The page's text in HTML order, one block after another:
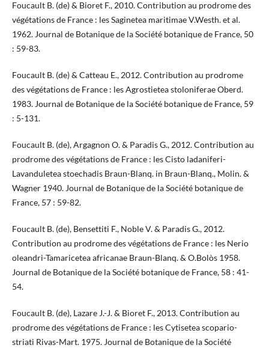
Foucault B. (de) & Bioret F., 2010. Contribution au prodrome des
végétations de France : les Saginetea maritimae V.Westh. et al.
1962. Journal de Botanique de la Société botanique de France, 50
: 59-83.
Foucault B. (de) & Catteau E., 2012. Contribution au prodrome
des végétations de France : les Agrostietea stoloniferae Oberd.
1983. Journal de Botanique de la Société botanique de France, 59
: 5-131.
Foucault B. (de), Argagnon O. & Paradis G., 2012. Contribution au
prodrome des végétations de France : les Cisto ladaniferi-
Lavanduletea stoechadis Braun-Blanq. in Braun-Blanq., Molin. &
Wagner 1940. Journal de Botanique de la Société botanique de
France, 57 : 59-82.
Foucault B. (de), Bensettiti F., Noble V. & Paradis G., 2012.
Contribution au prodrome des végétations de France : les Nerio
oleandri-Tamaricetea africanae Braun-Blanq. & O.Bolòs 1958.
Journal de Botanique de la Société botanique de France, 58 : 41-
54.
Foucault B. (de), Lazare J.-J. & Bioret F., 2013. Contribution au
prodrome des végétations de France : les Cytisetea scopario-
striati Rivas-Mart. 1975. Journal de Botanique de la Société